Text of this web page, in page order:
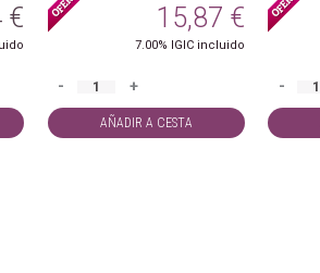
€ 15,87 €
7.00% IGIC incluido
- +
AÑADIR A CESTA
-